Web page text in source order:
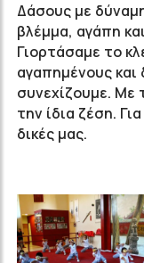
Δάσους με
βλέμμα, αγάπη
Γιορτάσαμε το
αγαπημένους
συνεχίζουμε. Mε
την ίδια ζέση.
δικές μας.